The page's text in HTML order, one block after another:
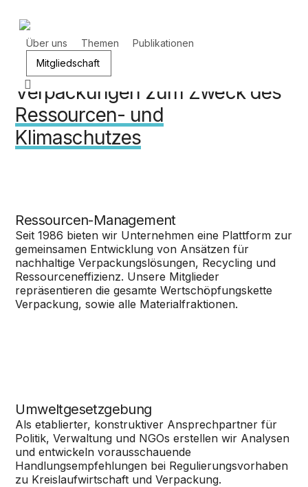
Hauptinhalt
springen
Über uns Themen
Publikationen
Mitgliedschaft
Die AVU steht für die
Kreislaufführung von
Verpackungen zum Zweck des
Ressourcen- und
Klimaschutzes
Ressourcen-Management
Seit 1986 bieten wir Unternehmen eine Plattform zur
gemeinsamen Entwicklung von Ansätzen für
nachhaltige Verpackungslösungen, Recycling und
Ressourceneffizienz. Unsere Mitglieder
repräsentieren die gesamte Wertschöpfungskette
Verpackung, sowie alle Materialfraktionen.
Umweltgesetzgebung
Als etablierter, konstruktiver Ansprechpartner für
Politik, Verwaltung und NGOs erstellen wir Analysen
und entwickeln vorausschauende
Handlungsempfehlungen bei Regulierungsvorhaben
zu Kreislaufwirtschaft und Verpackung.